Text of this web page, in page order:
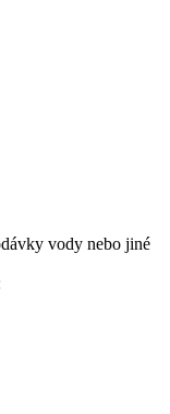
vody nebo jiné